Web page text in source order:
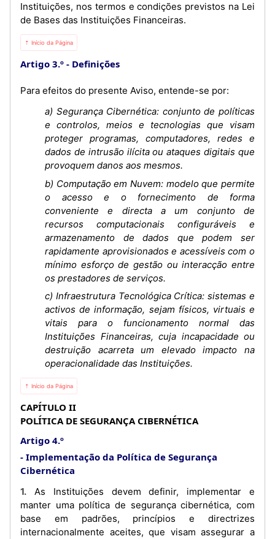
Instituições, nos termos e condições previstos na Lei
de Bases das Instituições Financeiras.
⇡ Início da Página
Artigo 3.º Definições
Para efeitos do presente Aviso, entende-se por:
a) Segurança Cibernética: conjunto de políticas
e controlos, meios e tecnologias que visam
proteger programas, computadores, redes e
dados de intrusão ilícita ou ataques digitais que
provoquem danos aos mesmos.
b) Computação em Nuvem: modelo que permite
o acesso e o fornecimento de forma
conveniente e directa a um conjunto de
recursos computacionais configuráveis e
armazenamento de dados que podem ser
rapidamente aprovisionados e acessíveis com o
mínimo esforço de gestão ou interacção entre
os prestadores de serviços.
c) Infraestrutura Tecnológica Crítica: sistemas e
activos de informação, sejam físicos, virtuais e
vitais para o funcionamento normal das
Instituições Financeiras, cuja incapacidade ou
destruição acarreta um elevado impacto na
operacionalidade das Instituições.
⇡ Início da Página
CAPÍTULO II
POLÍTICA DE SEGURANÇA CIBERNÉTICA
Artigo 4.º
Implementação da Política de Segurança
Cibernética
1. As Instituições devem definir, implementar e
manter uma política de segurança cibernética, com
base em padrões, princípios e directrizes
internacionalmente aceites, que visam assegurar a